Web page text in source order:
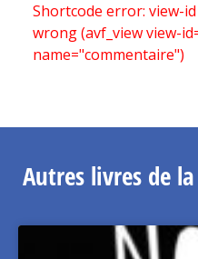
Shortcode error: view-
wrong (avf_view view-
name="commentaire")
Autres livres de